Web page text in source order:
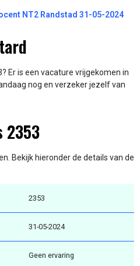
NT2 Randstad 31-05-2024
Er is een vacature vrijgekomen in
nog en verzeker jezelf van
2353
Bekijk hieronder de details van de
2353
31-05-2024
Geen ervaring